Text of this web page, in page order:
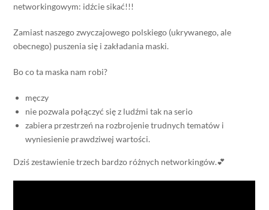
networkingowym: idźcie sikać!!!
Zamiast naszego zwyczajowego polskiego (ukrywanego, ale
obecnego) puszenia się i zakładania maski.
Bo co ta maska nam robi?
męczy
nie pozwala połączyć się z ludźmi tak na serio
zabiera przestrzeń na rozbrojenie trudnych tematów i
wyniesienie prawdziwej wartości.
Dziś zestawienie trzech bardzo różnych networkingów.💕